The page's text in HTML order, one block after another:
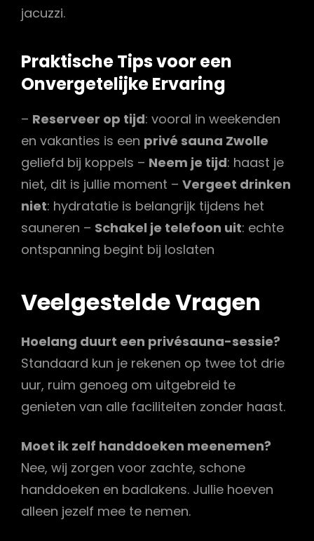
jacuzzi.
Praktische Tips voor een
Onvergetelijke Ervaring
– Reserveer op tijd: vooral in weekenden
en vakanties is een privé sauna Zwolle
geliefd bij koppels – Neem je tijd: haast je
niet, dit is jullie moment – Vergeet drinken
niet: hydratatie is belangrijk tijdens het
sauneren – Schakel je telefoon uit: echte
ontspanning begint bij loslaten
Veelgestelde Vragen
Hoelang duurt een privésauna-sessie?
Standaard kun je rekenen op twee tot drie
uur, ruim genoeg om uitgebreid te
genieten van alle faciliteiten zonder haast.
Moet ik zelf handdoeken meenemen?
Nee, wij zorgen voor zachte, schone
handdoeken en badlakens. Jullie hoeven
alleen jezelf mee te nemen.